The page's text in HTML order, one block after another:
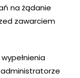
na żądanie
zawarciem